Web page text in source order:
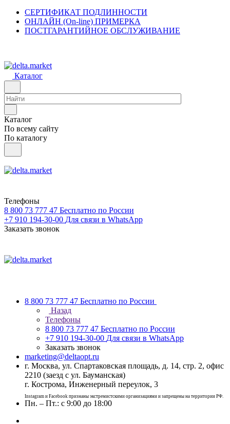
СЕРТИФИКАТ ПОДЛИННОСТИ
ОНЛАЙН (On-line) ПРИМЕРКА
ПОСТГАРАНТИЙНОЕ ОБСЛУЖИВАНИЕ
Каталог
Каталог
По всему сайту
По каталогу
Телефоны
8 800 73 777 47 Бесплатно по России
+7 910 194-30-00 Для связи в WhatsApp
Заказать звонок
8 800 73 777 47 Бесплатно по России
Назад
Телефоны
8 800 73 777 47 Бесплатно по России
+7 910 194-30-00 Для связи в WhatsApp
Заказать звонок
marketing@deltaopt.ru
г. Москва, ул. Спартаковская площадь, д. 14, стр. 2, офис
2210 (заезд с ул. Бауманская)
г. Кострома, Инженерный переулок, 3
Instagram и Facebook признаны экстремистскими организациями и запрещены на территории РФ.
Пн. – Пт.: с 9:00 до 18:00